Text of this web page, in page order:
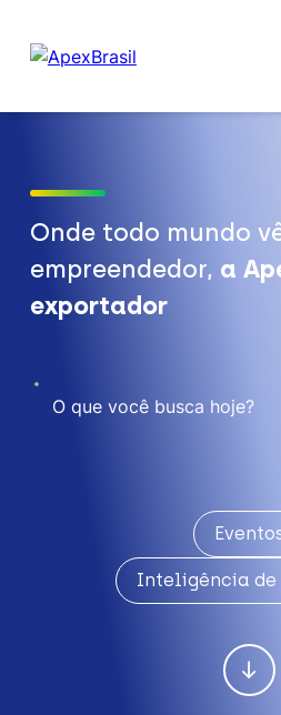
Onde todo mundo
empreendedor, a
exportador
Inteligência de